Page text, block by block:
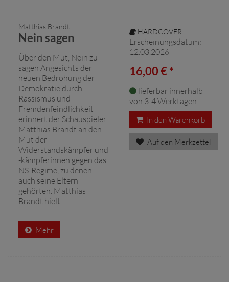
Matthias Brandt
Nein sagen
Über den Mut, Nein zu
sagen Angesichts der
neuen Bedrohung der
Demokratie durch
Rassismus und
Fremdenfeindlichkeit
erinnert der Schauspieler
Matthias Brandt an den
Mut der
Widerstandskämpfer und
-kämpferinnen gegen das
NS-Regime, zu denen
auch seine Eltern
gehörten. Matthias
Brandt hielt ...
Mehr
HARDCOVER
Erscheinungsdatum:
12.03.2026
16,00 € *
lieferbar innerhalb
von 3-4 Werktagen
In den Warenkorb
Auf den Merkzettel